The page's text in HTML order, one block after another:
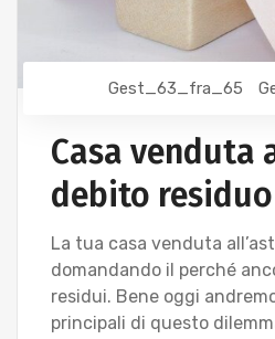
Gest_63_fra_65
Casa venduta
debito residuo
La tua casa venduta
domandando il perché
residui. Bene oggi
principali di questo